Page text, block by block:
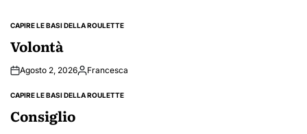
POSTED
CAPIRE LE BASI DELLA ROULETTE
Volontà
Agosto 2, 2026PostedFrancesca
POSTED
CAPIRE LE BASI DELLA ROULETTE
Consiglio